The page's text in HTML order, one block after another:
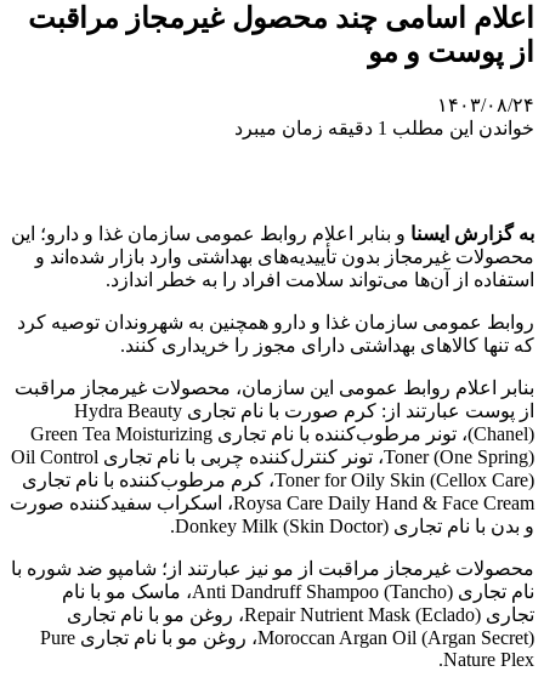
اعلام اسامی چند محصول غیرمجاز مراقبت
از پوست و مو
۱۴۰۳/۰۸/۲۴
خواندن این مطلب 1 دقیقه زمان میبرد
به گزارش ایسنا و بنابر اعلام روابط عمومی سازمان غذا و دارو؛ این
محصولات غیرمجاز بدون تأییدیه‌های بهداشتی وارد بازار شده‌اند و
استفاده از آن‌ها می‌تواند سلامت افراد را به خطر اندازد.
روابط عمومی سازمان غذا و دارو همچنین به شهروندان توصیه کرد
که تنها کالاهای بهداشتی دارای مجوز را خریداری کنند.
بنابر اعلام روابط عمومی این سازمان، محصولات غیرمجاز مراقبت
از پوست عبارتند از: کرم صورت با نام تجاری Hydra Beauty
(Chanel)، تونر مرطوب‌کننده با نام تجاری Green Tea Moisturizing
Toner (One Spring)، تونر کنترل‌کننده چربی با نام تجاری Oil Control
Toner for Oily Skin (Cellox Care)، کرم مرطوب‌کننده با نام تجاری
Roysa Care Daily Hand & Face Cream، اسکراب سفیدکننده صورت
و بدن با نام تجاری Donkey Milk (Skin Doctor).
محصولات غیرمجاز مراقبت از مو نیز عبارتند از؛ شامپو ضد شوره با
نام تجاری Anti Dandruff Shampoo (Tancho)، ماسک مو با نام
تجاری Repair Nutrient Mask (Eclado)، روغن مو با نام تجاری
Moroccan Argan Oil (Argan Secret)، روغن مو با نام تجاری Pure
Nature Plex.